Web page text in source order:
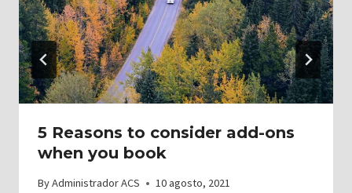
5 Reasons to consider add-ons
when you book
ByAdministrador ACS 10 agosto, 2021